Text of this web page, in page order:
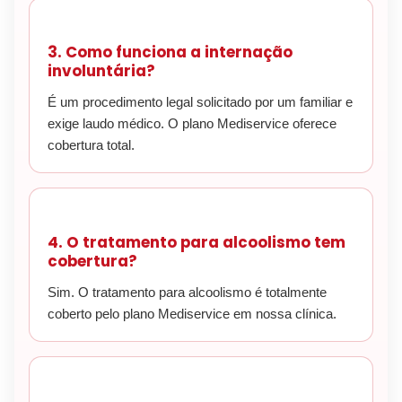
3. Como funciona a internação
involuntária?
É um procedimento legal solicitado por um familiar e
exige laudo médico. O plano Mediservice oferece
cobertura total.
4. O tratamento para alcoolismo tem
cobertura?
Sim. O tratamento para alcoolismo é totalmente
coberto pelo plano Mediservice em nossa clínica.